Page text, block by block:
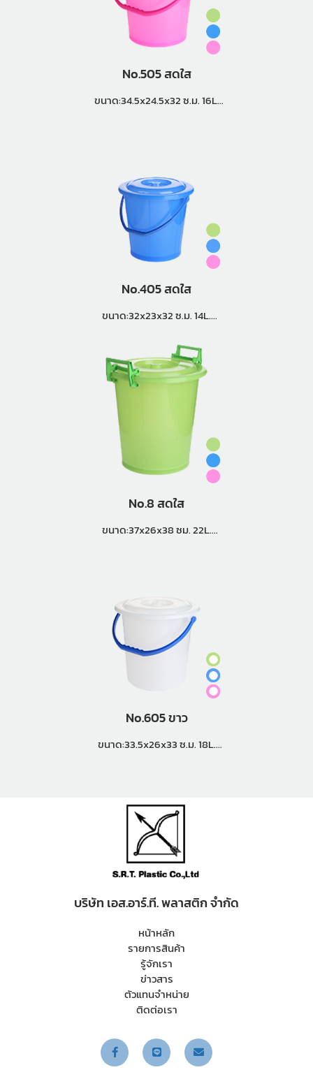
No.505 สดใส
ขนาด:34.5x24.5x32 ซ.ม. 16L.
No.405 สดใส
ขนาด:32x23x32 ซ.ม. 14L.
No.8 สดใส
ขนาด:37x26x38 ซม. 22L.
No.605 ขาว
ขนาด:33.5x26x33 ซ.ม. 18L.
บริษัท เอส.อาร์.ที. พลาสติก จำกัด
หน้าหลัก
รายการสินค้า
รู้จักเรา
ข่าวสาร
ตัวแทนจำหน่าย
ติดต่อเรา